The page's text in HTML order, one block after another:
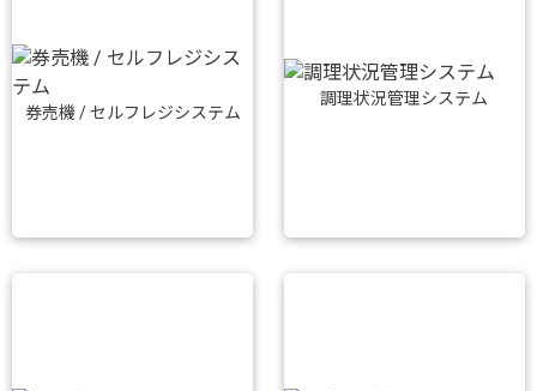
券売機 / セルフレジシステム
調理状況管理システム